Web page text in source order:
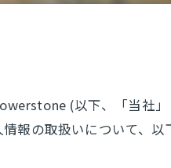
(以下、「当社
報の取扱いについて、